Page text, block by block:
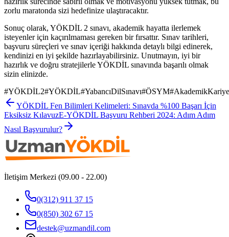
zorlu maratonda sizi hedefinize ulaştıracaktır.
Sonuç olarak, YÖKDİL 2 sınavı, akademik hayatta ilerlemek
isteyenler için kaçırılmaması gereken bir fırsattır. Sınav tarihleri,
başvuru süreçleri ve sınav içeriği hakkında detaylı bilgi edinerek,
kendinizi en iyi şekilde hazırlayabilirsiniz. Unutmayın, iyi bir
hazırlık ve doğru stratejilerle YÖKDİL sınavında başarılı olmak
sizin elinizde.
#YÖKDİL2#YÖKDİL#YabancıDilSınavı#ÖSYM#
YÖKDİL Fen Bilimleri Kelimeleri: Sınavda %100 Başarı İçin
Eksiksiz KılavuzE-YÖKDİL Başvuru Rehberi 2024: Adım Adım
Nasıl Başvurulur?
İletişim Merkezi (09.00 - 22.00)
0(312) 911 37 15
0(850) 302 67 15
destek@uzmandil.com